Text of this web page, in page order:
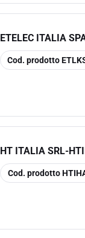
ETELEC ITALIA
copia
Cod. prodotto
HT ITALIA SRL-
copia
Cod. prodotto